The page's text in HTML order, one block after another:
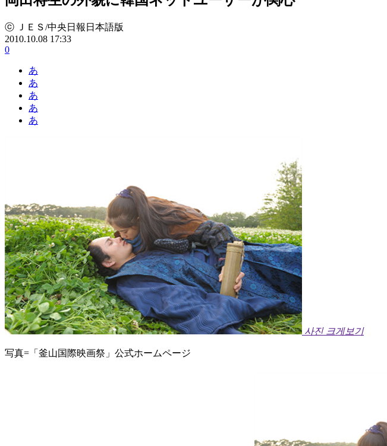
ⓒ ＪＥＳ/中央日報日本語版
2010.10.08 17:33
0
あ
あ
あ
あ
あ
사진 크게보기
写真=「釜山国際映画祭」公式ホームページ